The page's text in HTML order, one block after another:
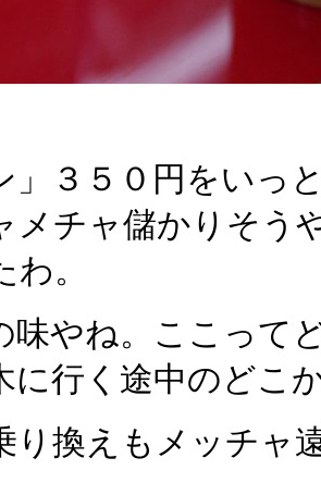
３５０円をいっ
メチャ儲かりそう
。
味やね。ここって
に行く途中のどこ
り換えもメッチャ